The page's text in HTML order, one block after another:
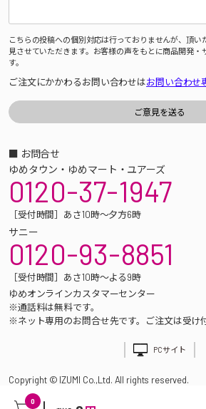
0
こちらの投稿への個別対応は行っておりませんが、頂い
見させていただきます。お客様の声をもとに商品開発・
す。
ご注文にかかわるお問い合わせはお問い合わせ
■ お問合せ
ゆめタウン・ゆめマート・ユアーズ
0120-37-1947
［受付時間］あさ10時～夕方6時
サニー
0120-93-8851
［受付時間］あさ10時～よる9時
ゆめオンラインカスタマーセンター
※通話料は無料です。
※ネット専用のお問合せ先です。ご注文は受け
PCサイト
Copyright © IZUMI Co.,Ltd. All rights reserved.